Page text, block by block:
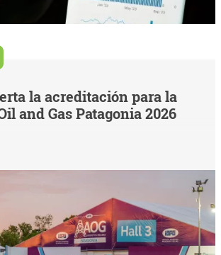
la acreditación para la
and Gas Patagonia 2026